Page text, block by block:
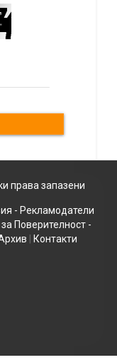
права запазени
- Рекламодатели
Поверителност -
Контакти